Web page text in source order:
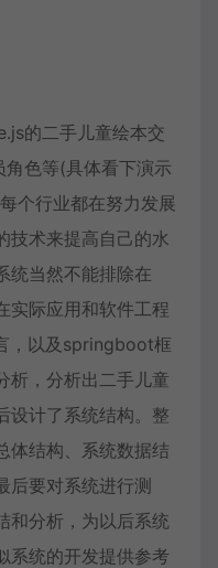
的二手儿童绘本交
色等(具体看下演示
个行业都在努力发展
技术来提高自己的水
统当然不能排除在
实际应用和软件工程
，以及springboot框
析，分析出二手儿童
设计了系统结构。整
体结构、系统数据结
后要对系统进行测
和分析，为以后系统
系统的开发提供参考